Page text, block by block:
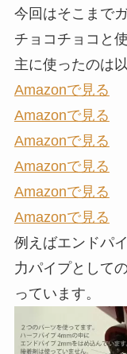
今回はそこまで
チョコチョコと
主に使ったのは
Amazonで見る
Amazonで見る
Amazonで見る
Amazonで見る
Amazonで見る
Amazonで見る
例えばエンドパ
力パイプとして
っています。